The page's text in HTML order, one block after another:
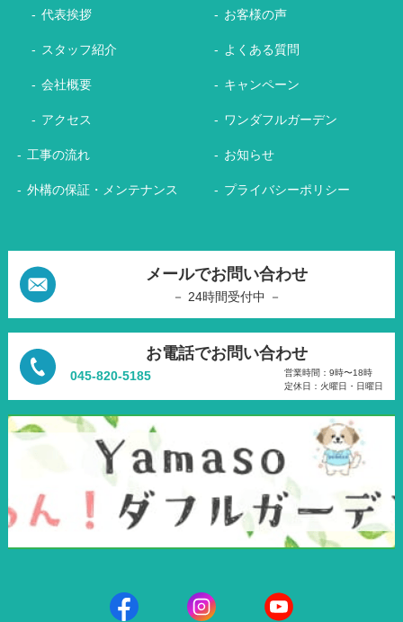
代表挨拶
スタッフ紹介
会社概要
アクセス
工事の流れ
外構の保証・メンテナンス
お客様の声
よくある質問
キャンペーン
ワンダフルガーデン
お知らせ
プライバシーポリシー
メールでお問い合わせ
－ 24時間受付中 －
お電話でお問い合わせ
045-820-5185
営業時間：9時〜18時
定休日：火曜日・日曜日